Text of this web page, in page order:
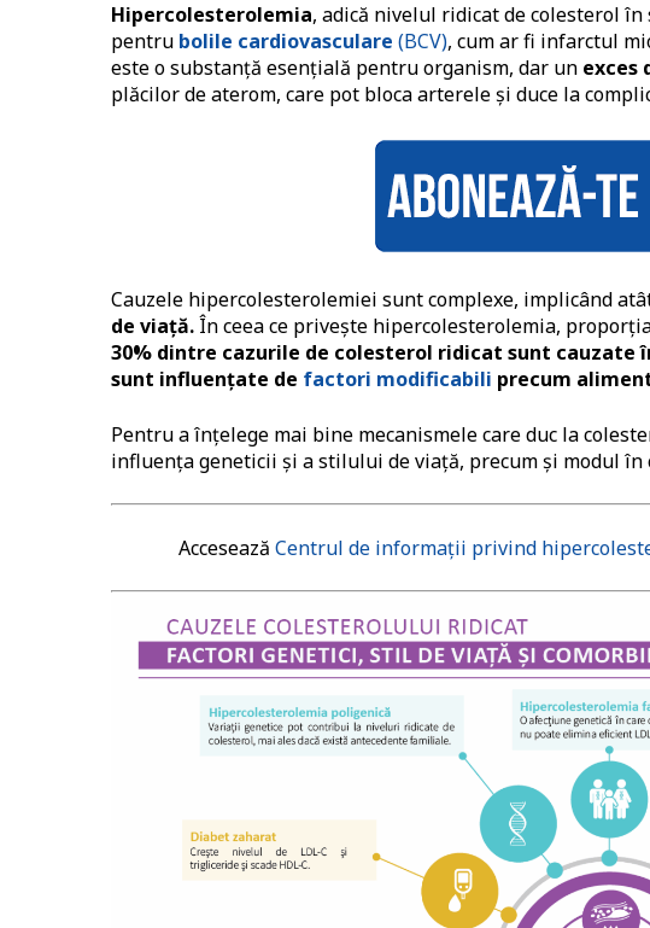
Hipercolesterolemia, adică nivelul ridicat de colesterol
pentru bolile cardiovasculare (BCV), cum ar fi infarctul
este o substanță esențială pentru organism, dar un exces
plăcilor de aterom, care pot bloca arterele și duce la
Cauzele hipercolesterolemiei sunt complexe, implicând
de viață.În ceea ce privește hipercolesterolemia,
30% dintre cazurile de colesterol ridicat sunt cauzate
sunt influențate de factori modificabili precum
Pentru a înțelege mai bine mecanismele care duc la
influența geneticii și a stilului de viață, precum și modul în
Accesează Centrul de informații privind